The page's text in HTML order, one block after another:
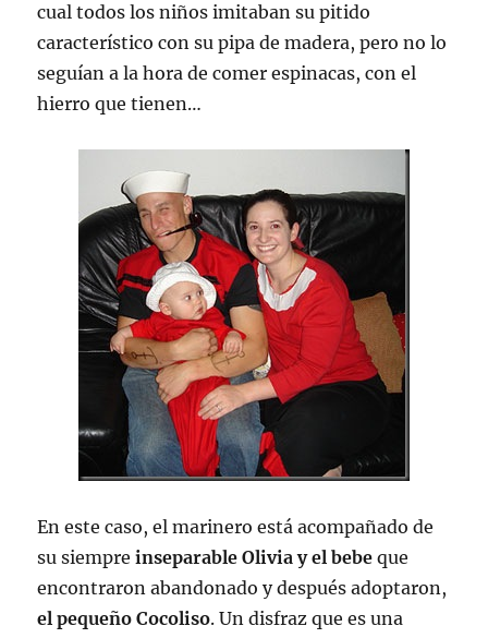
cual todos los niños imitaban su pitido
característico con su pipa de madera, pero no lo
seguían a la hora de comer espinacas, con el
hierro que tienen…
En este caso, el marinero está acompañado de
su siempreinseparable Olivia y el bebe que
encontraron abandonado y después adoptaron,
el pequeño Cocoliso. Un disfraz que es una